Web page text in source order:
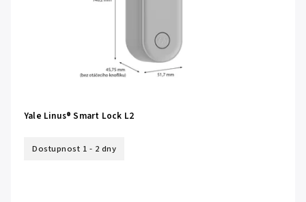
Yale Linus® Smart Lock L2
Dostupnost 1 - 2 dny